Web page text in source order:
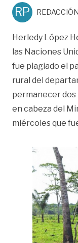
RP
Herledy López
las Naciones
fue plagiado el
rural del
permanecer dos
en cabeza del
miércoles que